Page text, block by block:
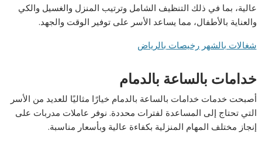
عالية، بما في ذلك التنظيف الشامل وترتيب المنزل والغسيل والكي
والعناية بالأطفال، مما يساعد الأسر على توفير الوقت والجهد.
شغالات بالشهر رخيصات بالرياض
خدامات بالساعة بالدمام
أصبحت خدمات خدامات بالساعة بالدمام خيارًا مثاليًا للعديد من الأسر
التي تحتاج إلى المساعدة لفترات محددة. نوفر عاملات مدربات على
إنجاز مختلف المهام المنزلية بكفاءة عالية وبأسعار مناسبة.